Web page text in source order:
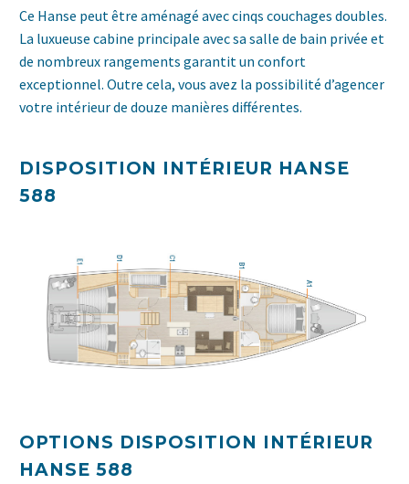
Ce Hanse peut être aménagé avec cinqs couchages doubles.
La luxueuse cabine principale avec sa salle de bain privée et
de nombreux rangements garantit un confort
exceptionnel. Outre cela, vous avez la possibilité d’agencer
votre intérieur de douze manières différentes.
DISPOSITION INTÉRIEUR HANSE
588
OPTIONS DISPOSITION INTÉRIEUR
HANSE 588